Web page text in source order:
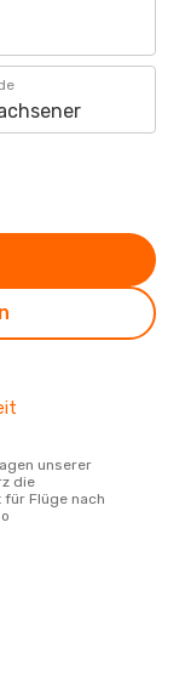
die
Flüge nach